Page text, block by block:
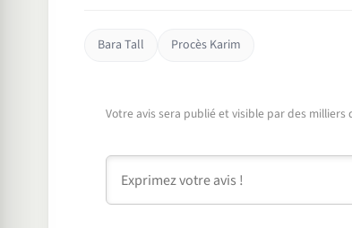
Bara Tall Procès Karim
Votre avis sera publié et visible par des